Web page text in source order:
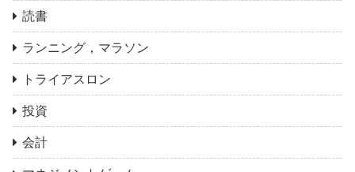
読書
ランニング，マラソン
トライアスロン
投資
会計